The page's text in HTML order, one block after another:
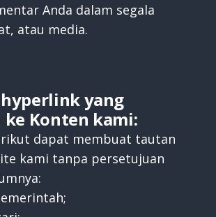
Anda dalam segala
atau media.
yang
ke Konten kami:
dapat membuat tautan
kami tanpa persetujuan